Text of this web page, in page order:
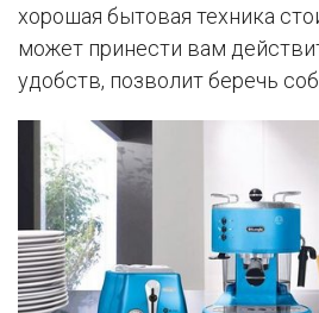
хорошая бытовая техника
может принести вам
удобств, позволит беречь